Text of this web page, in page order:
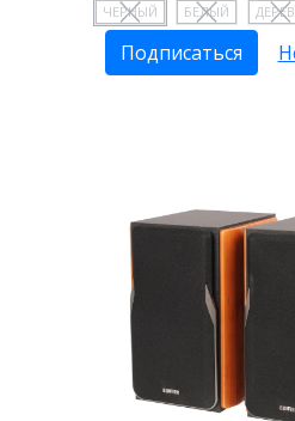
ЧЕРНЫЙ БЕЛЫЙ
Подписаться